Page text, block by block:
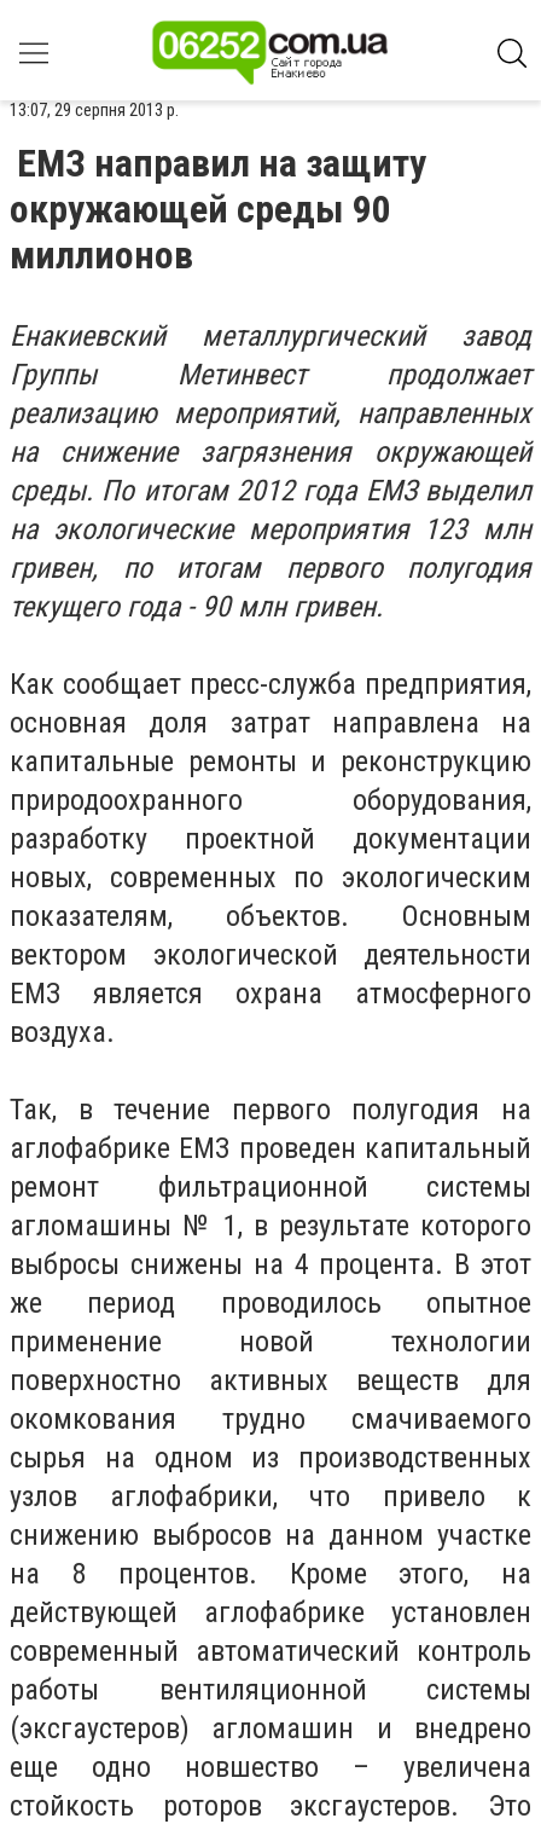
13:07, 29 серпня 2013 р.
ЕМЗ направил на защиту
окружающей среды 90
миллионов
Енакиевский металлургический завод
Группы Метинвест продолжает
реализацию мероприятий, направленных
на снижение загрязнения окружающей
среды. По итогам 2012 года ЕМЗ выделил
на экологические мероприятия 123 млн
гривен, по итогам первого полугодия
текущего года - 90 млн гривен.
Как сообщает пресс-служба предприятия,
основная доля затрат направлена на
капитальные ремонты и реконструкцию
природоохранного оборудования,
разработку проектной документации
новых, современных по экологическим
показателям, объектов. Основным
вектором экологической деятельности
ЕМЗ является охрана атмосферного
воздуха.
Так, в течение первого полугодия на
аглофабрике ЕМЗ проведен капитальный
ремонт фильтрационной системы
агломашины № 1, в результате которого
выбросы снижены на 4 процента. В этот
же период проводилось опытное
применение новой технологии
поверхностно активных веществ для
окомкования трудно смачиваемого
сырья на одном из производственных
узлов аглофабрики, что привело к
снижению выбросов на данном участке
на 8 процентов. Кроме этого, на
действующей аглофабрике установлен
современный автоматический контроль
работы вентиляционной системы
(эксгаустеров) агломашин и внедрено
еще одно новшество – увеличена
стойкость роторов эксгаустеров. Это